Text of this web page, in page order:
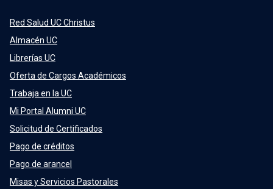
Red Salud UC Christus
Almacén UC
Librerías UC
Oferta de Cargos Académicos
Trabaja en la UC
Mi Portal Alumni UC
Solicitud de Certificados
Pago de créditos
Pago de arancel
Misas y Servicios Pastorales